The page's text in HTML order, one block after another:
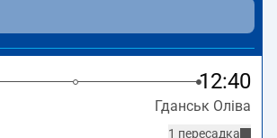
12:40
Гданськ Оліва
1 пересадка